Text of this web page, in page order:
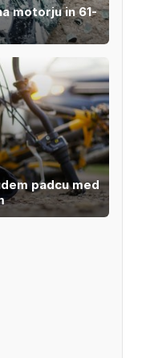
motorju in 61-
padcu med